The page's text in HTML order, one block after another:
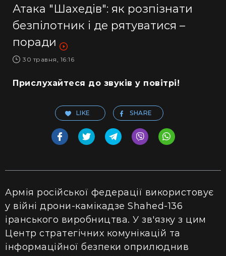
Атака "Шахедів": як розпізнати
безпілотник і де рятуватися –
поради
30 травня, 16:16
Прислухайтеся до звуків у повітрі!
LIKE SHARE
Армія російської федерації використовує
у війні дрони-камікадзе Shahed-136
іранського виробництва. У зв'язку з цим
Центр стратегічних комунікацій та
інформаційної безпеки оприлюднив